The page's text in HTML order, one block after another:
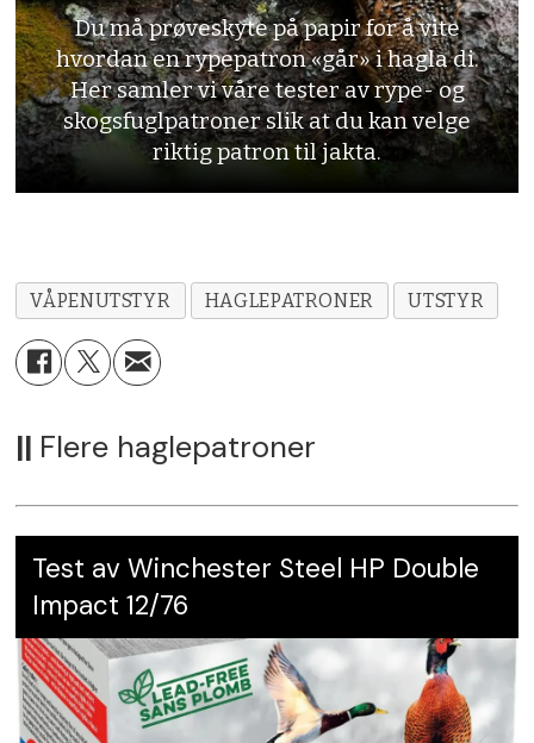
Tetthet:8,98g/cm³
Culot:16 mm høy base, stjernebrettet
plasthysle. Inneholder 320 hagl i diameter
2,8 mm.
Pris:kr 38,76 per stk.
Karakter:
Du må prøveskyte på papir for å vite
hvordan en rypepatron «går» i hagla di.
Her samler vi våre tester av rype- og
skogsfuglpatroner slik at du kan velge
riktig patron til jakta.
VÅPENUTSTYR HAGLEPATRONER UTSTYR
|| Flere haglepatroner
Test av Winchester Steel HP Double
Impact 12/76